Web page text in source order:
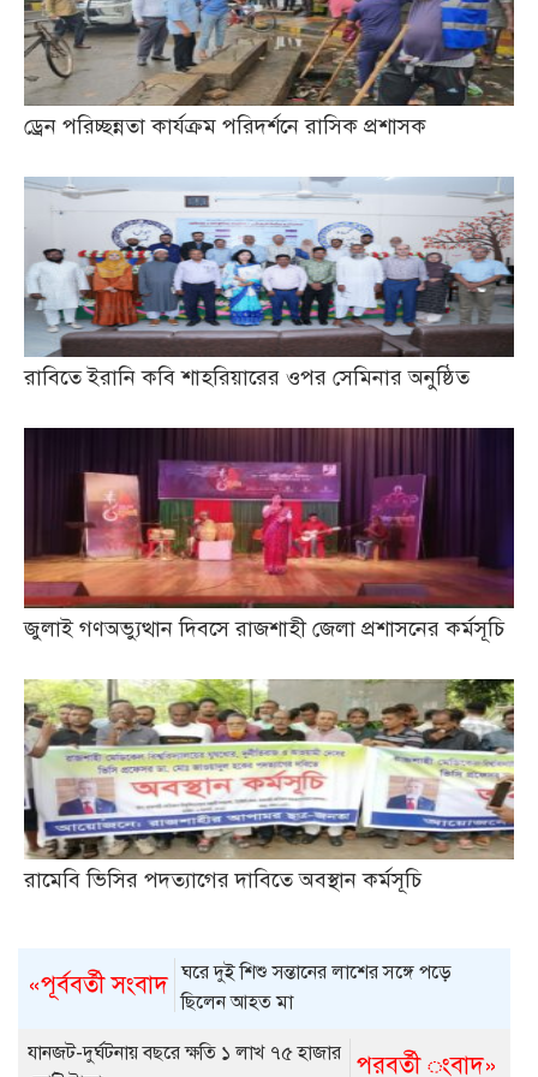
ড্রেন পরিচ্ছন্নতা কার্যক্রম পরিদর্শনে রাসিক প্রশাসক
রাবিতে ইরানি কবি শাহরিয়ারের ওপর সেমিনার অনুষ্ঠিত
জুলাই গণঅভ্যুত্থান দিবসে রাজশাহী জেলা প্রশাসনের কর্মসূচি
রামেবি ভিসির পদত্যাগের দাবিতে অবস্থান কর্মসূচি
«পূর্ববর্তী সংবাদ ঘরে দুই শিশু সন্তানের লাশের সঙ্গে পড়ে
ছিলেন আহত মা
পরবর্তী ংবাদ»
যানজট-দুর্ঘটনায় বছরে ক্ষতি ১ লাখ ৭৫ হাজার